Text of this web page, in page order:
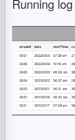
Running log